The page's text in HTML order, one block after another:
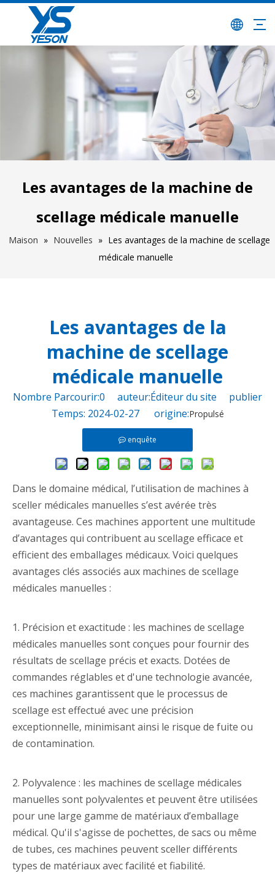
Les avantages de la machine de
scellage médicale manuelle
Maison » Nouvelles » Les avantages de la machine de scellage
médicale manuelle
Les avantages de la
machine de scellage
médicale manuelle
Nombre Parcourir:0 auteur:Éditeur du site publier
Temps: 2024-02-27 origine:Propulsé
enquête
Dans le domaine médical, l’utilisation de machines à
sceller médicales manuelles s’est avérée très
avantageuse. Ces machines apportent une multitude
d’avantages qui contribuent au scellage efficace et
efficient des emballages médicaux. Voici quelques
avantages clés associés aux machines de scellage
médicales manuelles :
1. Précision et exactitude : les machines de scellage
médicales manuelles sont conçues pour fournir des
résultats de scellage précis et exacts. Dotées de
commandes réglables et d'une technologie avancée,
ces machines garantissent que le processus de
scellage est effectué avec une précision
exceptionnelle, minimisant ainsi le risque de fuite ou
de contamination.
2. Polyvalence : les machines de scellage médicales
manuelles sont polyvalentes et peuvent être utilisées
pour une large gamme de matériaux d’emballage
médical. Qu'il s'agisse de pochettes, de sacs ou même
de tubes, ces machines peuvent sceller différents
types de matériaux avec facilité et fiabilité.